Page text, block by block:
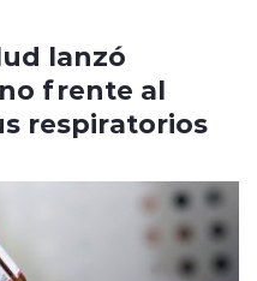
lanzó
frente al
respiratorios